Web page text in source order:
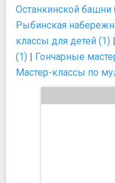
Останкинской башни
Рыбинская
классы для детей (1) |
(1) | Гончарные
Мастер-классы по